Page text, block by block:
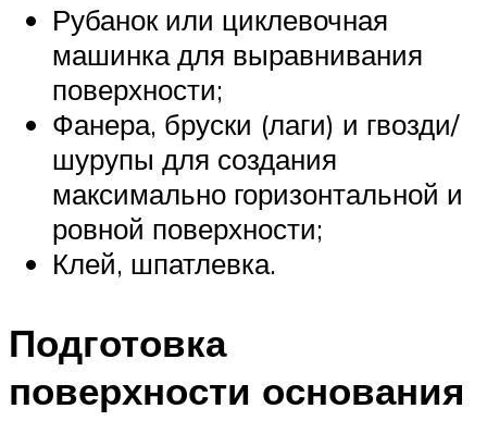
Рубанок или циклевочная
машинка для выравнивания
поверхности;
Фанера, бруски (лаги) и гвозди/
шурупы для создания
максимально горизонтальной и
ровной поверхности;
Клей, шпатлевка.
Подготовка
поверхности основания